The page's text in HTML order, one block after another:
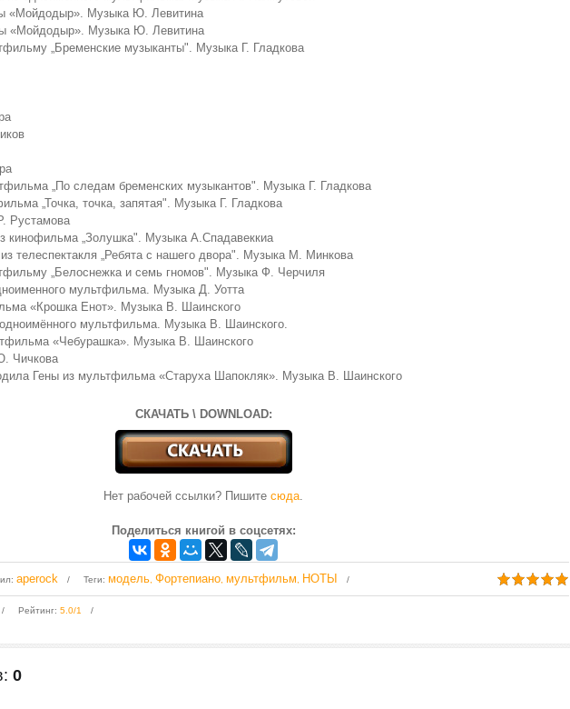
«Мойдодыр». Музыка Ю. Левитина
«Мойдодыр». Музыка Ю. Левитина
„Бременские музыканты". Музыка Г. Гладкова
„По следам бременских музыкантов". Музыка Г. Гладкова
„Точка, точка, запятая". Музыка Г. Гладкова
Рустамова
кинофильма „Золушка". Музыка А.Спадавеккиа
телеспектакля „Ребята с нашего двора". Музыка М. Минкова
„Белоснежка и семь гномов". Музыка Ф. Черчиля
мультфильма. Музыка Д. Уотта
«Крошка Енот». Музыка В. Шаинского
мультфильма. Музыка В. Шаинского.
«Чебурашка». Музыка В. Шаинского
Чичкова
Гены из мультфильма «Старуха Шапокляк». Музыка В. Шаинского
СКАЧАТЬ \ DOWNLOAD:
Нет рабочей ссылки? Пишите сюда.
Поделиться книгой в соцсетях:
: aperock Теги: модель Фортепиано мультфильм НОТЫ
Рейтинг: 5.0/1
: 0